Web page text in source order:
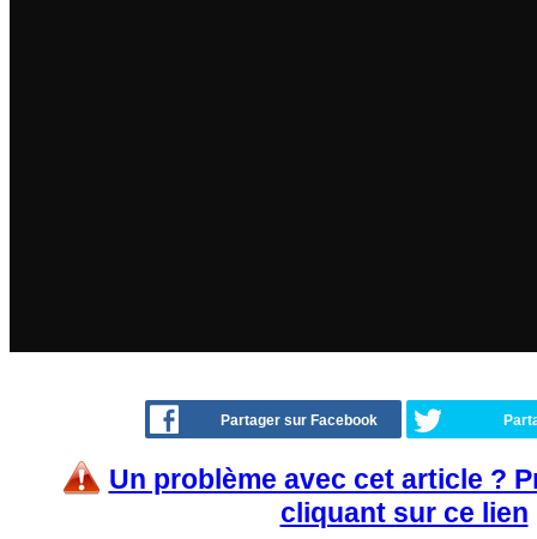
Partager sur Facebook
Un problème avec cet article ?
cliquant sur ce lien